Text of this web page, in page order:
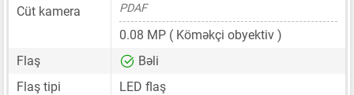
Cüt kamera PDAF
0.08 MP ( Köməkçi obyektiv )
Flaş
Bəli
Flaş tipi
LED flaş